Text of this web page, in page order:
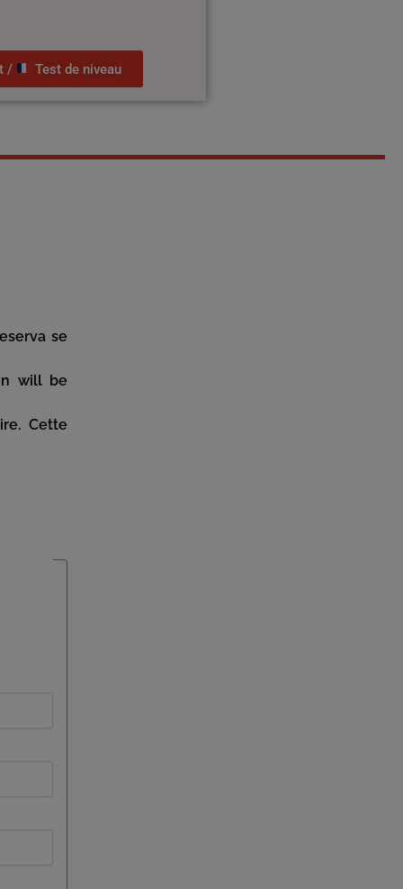
/ Test de niveau
se
will be
Cette